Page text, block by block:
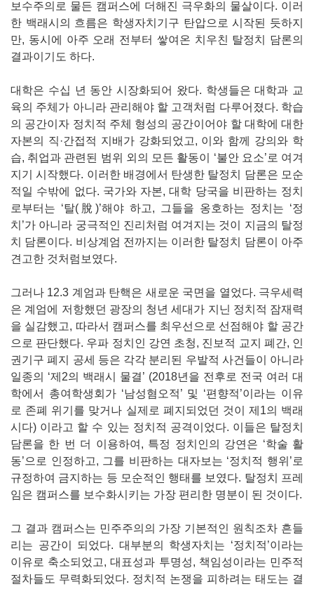
보수주의로 물든 캠퍼스에 더해진 극우화의 물살이다. 이러
한 백래시의 흐름은 학생자치기구 탄압으로 시작된 듯하지
만, 동시에 아주 오래 전부터 쌓여온 치우친 탈정치 담론의
결과이기도 하다.
대학은 수십 년 동안 시장화되어 왔다. 학생들은 대학과 교
육의 주체가 아니라 관리해야 할 고객처럼 다루어졌다. 학습
의 공간이자 정치적 주체 형성의 공간이어야 할 대학에 대한
자본의 직·간접적 지배가 강화되었고, 이와 함께 강의와 학
습, 취업과 관련된 범위 외의 모든 활동이 ‘불안 요소’로 여겨
지기 시작했다. 이러한 배경에서 탄생한 탈정치 담론은 모순
적일 수밖에 없다. 국가와 자본, 대학 당국을 비판하는 정치
로부터는 ‘탈(脫)’해야 하고, 그들을 옹호하는 정치는 ‘정
치’가 아니라 궁극적인 진리처럼 여겨지는 것이 지금의 탈정
치 담론이다. 비상계엄 전까지는 이러한 탈정치 담론이 아주
견고한 것처럼보였다.
그러나 12.3 계엄과 탄핵은 새로운 국면을 열었다. 극우세력
은 계엄에 저항했던 광장의 청년 세대가 지닌 정치적 잠재력
을 실감했고, 따라서 캠퍼스를 최우선으로 선점해야 할 공간
으로 판단했다. 우파 정치인 강연 초청, 진보적 교지 폐간, 인
권기구 폐지 공세 등은 각각 분리된 우발적 사건들이 아니라
일종의 ‘제2의 백래시 물결’ (2018년을 전후로 전국 여러 대
학에서 총여학생회가 ‘남성혐오적’ 및 ‘편향적’이라는 이유
로 존폐 위기를 맞거나 실제로 폐지되었던 것이 제1의 백래
시다) 이라고 할 수 있는 정치적 공격이었다. 이들은 탈정치
담론을 한 번 더 이용하여, 특정 정치인의 강연은 ‘학술 활
동’으로 인정하고, 그를 비판하는 대자보는 ‘정치적 행위’로
규정하여 금지하는 등 모순적인 행태를 보였다. 탈정치 프레
임은 캠퍼스를 보수화시키는 가장 편리한 명분이 된 것이다.
그 결과 캠퍼스는 민주주의의 가장 기본적인 원칙조차 흔들
리는 공간이 되었다. 대부분의 학생자치는 ‘정치적’이라는
이유로 축소되었고, 대표성과 투명성, 책임성이라는 민주적
절차들도 무력화되었다. 정치적 논쟁을 피하려는 태도는 결